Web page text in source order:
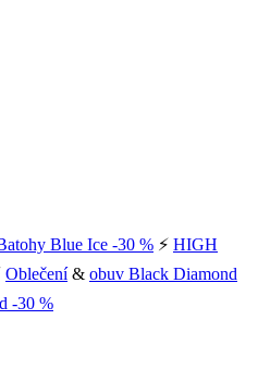
Blue Ice -30 % ⚡ HIGH
Oblečení& obuv Black Diamond
-30 %